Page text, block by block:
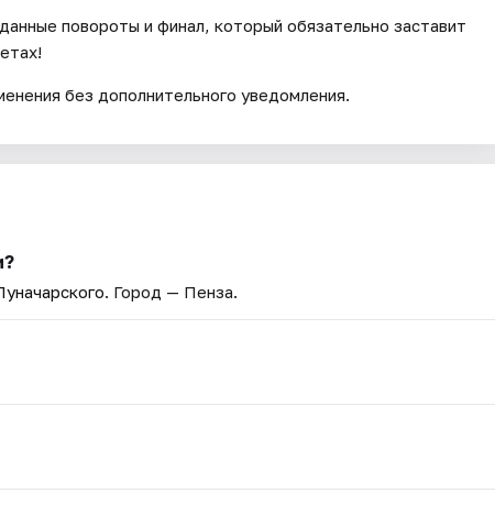
повороты и финал, который обязательно заставит
без дополнительного уведомления.
. Город — Пенза.